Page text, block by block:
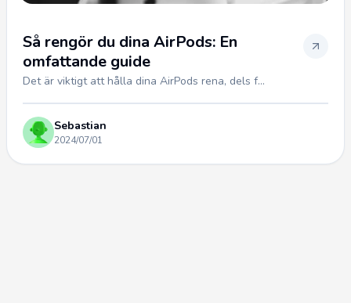
Så rengör du dina AirPods: En
omfattande guide
Det är viktigt att hålla dina AirPods rena, dels f...
Sebastian
2024/07/01